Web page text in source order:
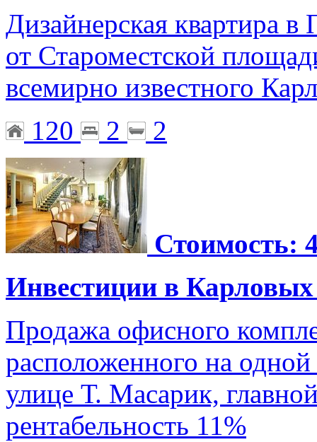
Дизайнерская квартира в
от Староместской
всемирно известного
120
2 2
Стоимость:
Инвестиции в
Продажа офисного
расположенного на
улице Т. Масарик,
рентабельность 11%